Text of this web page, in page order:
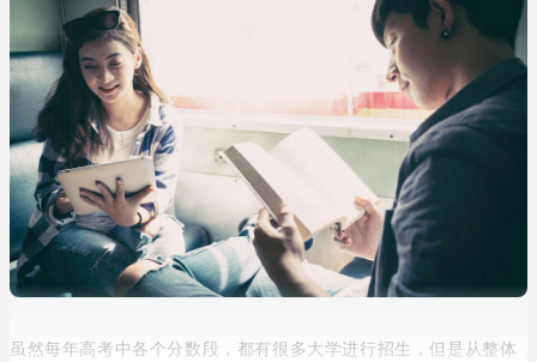
虽然每年高考中各个分数段，都有很多大学进行招生，但是从整体